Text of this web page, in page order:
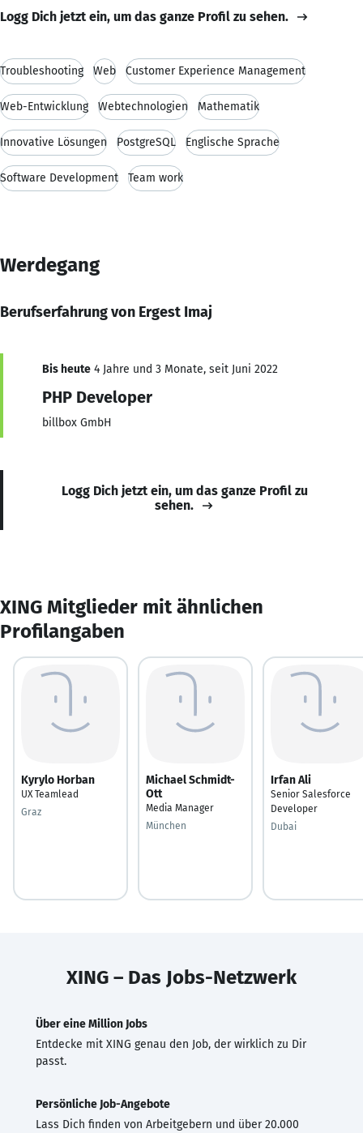
Logg Dich jetzt ein, um das ganze Profil zu sehen.
Troubleshooting Web Customer Experience Management
Web-Entwicklung Webtechnologien Mathematik
Innovative Lösungen PostgreSQL Englische Sprache
Software Development Team work
Werdegang
Berufserfahrung von Ergest Imaj
Bis heute 4 Jahre und 3 Monate, seit Juni 2022
PHP Developer
billbox GmbH
Logg Dich jetzt ein, um das ganze Profil zu
sehen.
XING Mitglieder mit ähnlichen
Profilangaben
Kyrylo Horban
UX Teamlead
Graz
Michael Schmidt-
Ott
Media Manager
München
Irfan Ali
Senior Salesforce
Developer
Dubai
XING – Das Jobs-Netzwerk
Über eine Million Jobs
Entdecke mit XING genau den Job, der wirklich zu Dir
passt.
Persönliche Job-Angebote
Lass Dich finden von Arbeitgebern und über 20.000